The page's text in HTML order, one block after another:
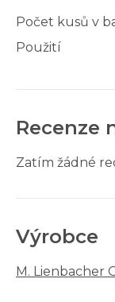
Počet kusů v
Použití
Recenze
Zatím žádné
Výrobce
M. Lienbacher